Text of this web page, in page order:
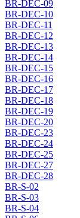
BR-DEC-09
BR-DEC-10
BR-DEC-11
BR-DEC-12
BR-DEC-13
BR-DEC-14
BR-DEC-15
BR-DEC-16
BR-DEC-17
BR-DEC-18
BR-DEC-19
BR-DEC-20
BR-DEC-23
BR-DEC-24
BR-DEC-25
BR-DEC-27
BR-DEC-28
BR-S-02
BR-S-03
BR-S-04